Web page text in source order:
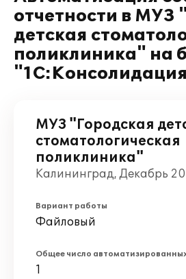
отчетности в МУЗ
детская
поликлиника" на
МУЗ "Городская
стоматологическая
поликлиника"
Калининград, Декабрь
Вариант работы
Файловый
Общее число
1